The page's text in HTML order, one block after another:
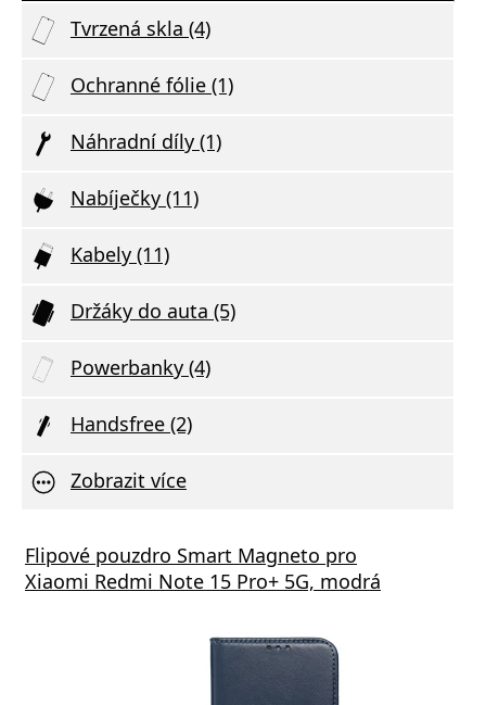
Tvrzená skla (4)
Ochranné fólie (1)
Náhradní díly (1)
Nabíječky (11)
Kabely (11)
Držáky do auta (5)
Powerbanky (4)
Handsfree (2)
Zobrazit více
Flipové pouzdro Smart Magneto pro
Xiaomi Redmi Note 15 Pro+ 5G, modrá